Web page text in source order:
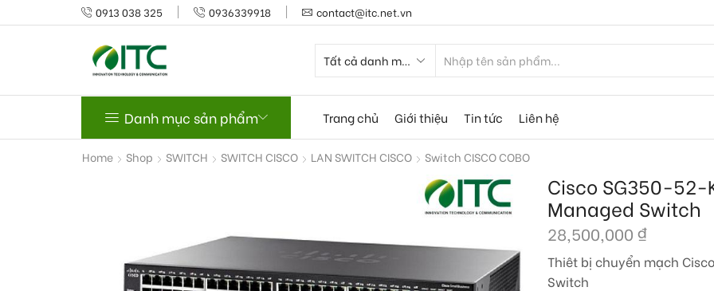
0913 038 325 0936339918 contact@itc.net.vn
Danh mục sản phẩm Trang chủ Giới thiệu Tin tức Liên hệ
Home Shop SWITCH SWITCH CISCO LAN SWITCH CISCO Switch CISCO COBO
Cisco SG350-
Managed Switch
28,500,000 ₫
Thiêt bị chuyển mạch
Switch